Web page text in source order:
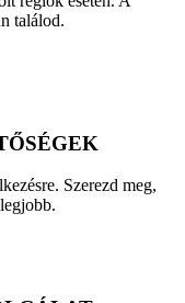
találod.
Szerezd meg,